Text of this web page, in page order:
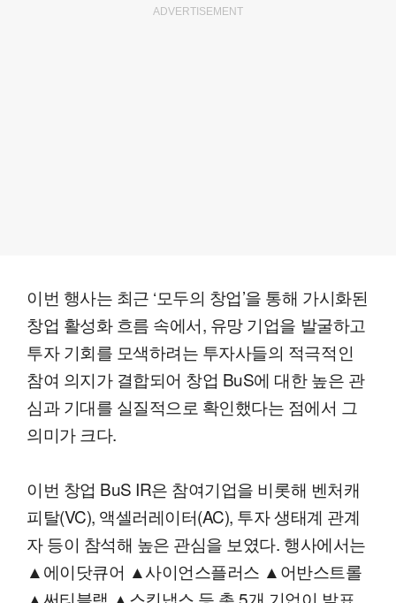
ADVERTISEMENT
이번 행사는 최근 ‘모두의 창업’을 통해 가시화된
창업 활성화 흐름 속에서, 유망 기업을 발굴하고
투자 기회를 모색하려는 투자사들의 적극적인
참여 의지가 결합되어 창업 BuS에 대한 높은 관
심과 기대를 실질적으로 확인했다는 점에서 그
의미가 크다.
이번 창업 BuS IR은 참여기업을 비롯해 벤처캐
피탈(VC), 액셀러레이터(AC), 투자 생태계 관계
자 등이 참석해 높은 관심을 보였다. 행사에서는
▲에이닷큐어 ▲사이언스플러스 ▲어반스트롤